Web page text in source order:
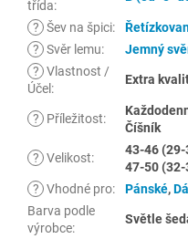
třída:
? Šev na špici:
? Svěr lemu:
Jemný
? Vlastnost /
Účel :
Extra
? Příležitost:
Číšník
? Velikost:
43-46 (29-
47-50 (32-
? Vhodné pro: Pánské,
Barva podle
výrobce:
Světle